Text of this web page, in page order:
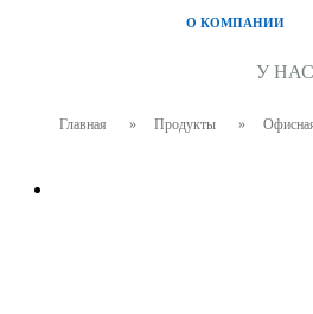
О КОМПАНИИ
У
Главная » Продукты »